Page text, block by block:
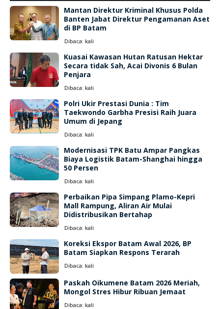
Mantan Direktur Kriminal Khusus Polda
Banten Jabat Direktur Pengamanan Aset
di BP Batam
Dibaca: kali
Kuasai Kawasan Hutan Ratusan Hektar
Secara tidak Sah, Acai Divonis 6 Bulan
Penjara
Dibaca: kali
Polri Ukir Prestasi Dunia : Tim
Taekwondo Garbha Presisi Raih Juara
Umum di Jepang
Dibaca: kali
Modernisasi TPK Batu Ampar Pangkas
Biaya Logistik Batam-Shanghai hingga
50 Persen
Dibaca: kali
Perbaikan Pipa Simpang Plamo-Kepri
Mall Rampung, Aliran Air Mulai
Didistribusikan Bertahap
Dibaca: kali
Koreksi Ekspor Batam Awal 2026, BP
Batam Siapkan Respons Terarah
Dibaca: kali
Paskah Oikumene Batam 2026 Meriah,
Mongol Stres Hibur Ribuan Jemaat
Dibaca: kali